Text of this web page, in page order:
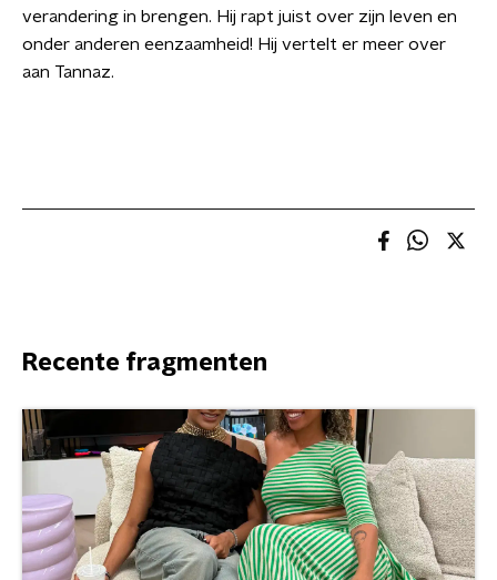
verandering in brengen. Hij rapt juist over zijn leven en
onder anderen eenzaamheid! Hij vertelt er meer over
aan Tannaz.
Recente fragmenten